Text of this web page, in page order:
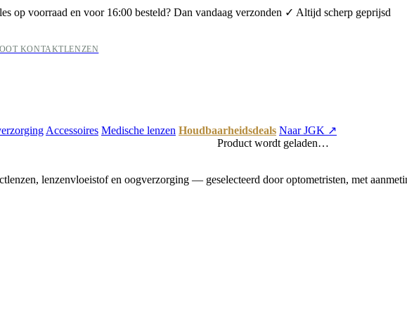
op voorraad en voor 16:00 besteld? Dan vandaag verzonden ✓ Altijd scherp geprijsd
KONTAKTLENZEN
Accessoires Medische lenzen Houdbaarheidsdeals Naar JGK ↗
Product wordt geladen…
lenzenvloeistof en oogverzorging — geselecteerd door optometristen, met